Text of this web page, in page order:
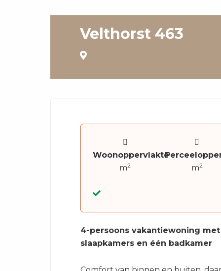
Velthorst 463
Woonoppervlakte
m2
m2
4-persoons vakantiewoning met
slaapkamers en één badkamer